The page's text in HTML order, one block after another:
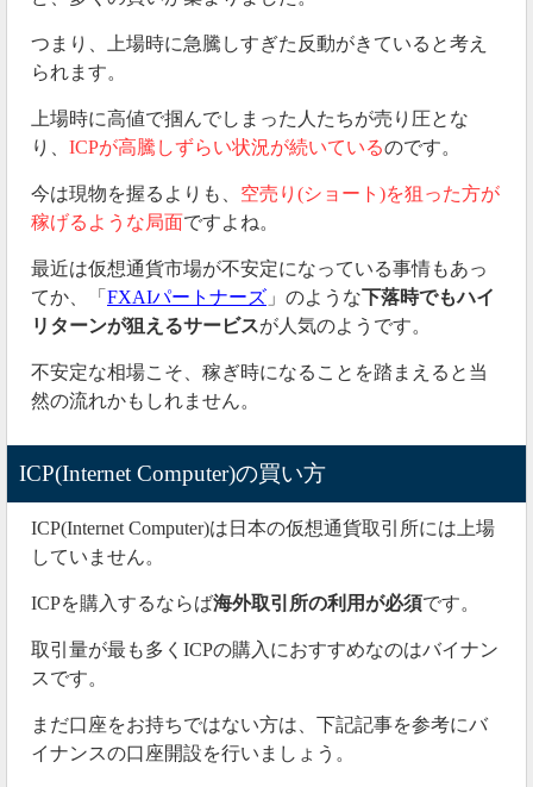
つまり、上場時に急騰しすぎた反動がきていると考え
られます。
上場時に高値で掴んでしまった人たちが売り圧とな
り、 ICPが高騰しずらい状況が続いているのです。
今は現物を握るよりも、 空売り(ショート)を狙った方が
稼げるような局面ですよね。
最近は仮想通貨市場が不安定になっている事情もあっ
てか、「 FXAIパートナーズ 」のような下落時でもハイ
リターンが狙えるサービスが人気のようです。
不安定な相場こそ、稼ぎ時になることを踏まえると当
然の流れかもしれません。
ICP(Internet Computer)の買い方
ICP(Internet Computer)は日本の仮想通貨取引所には上場
していません。
ICPを購入するならば海外取引所の利用が必須です。
取引量が最も多くICPの購入におすすめなのはバイナン
スです。
まだ口座をお持ちではない方は、下記記事を参考にバ
イナンスの口座開設を行いましょう。